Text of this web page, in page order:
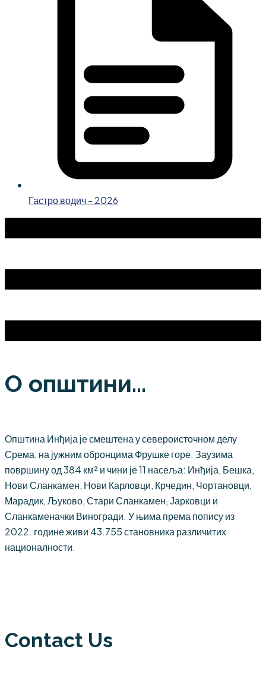
Гастро водич - 2026
О општини...
Општина Инђија је смештена у североисточном делу
Срема, на јужним обронцима Фрушке горе. Заузима
површину од 384 км² и чини је 11 насеља: Инђија, Бешка,
Нови Сланкамен, Нови Карловци, Крчедин, Чортановци,
Марадик, Љуково, Стари Сланкамен, Јарковци и
Сланкаменачки Виногради. У њима према попису из
2022. године живи 43.755 становника различитих
националности.
Contact Us